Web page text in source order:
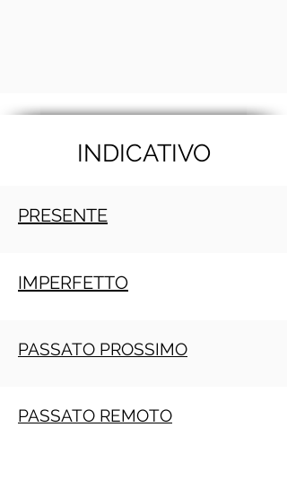
INDICATIVO
PRESENTE
IMPERFETTO
PASSATO PROSSIMO
PASSATO REMOTO